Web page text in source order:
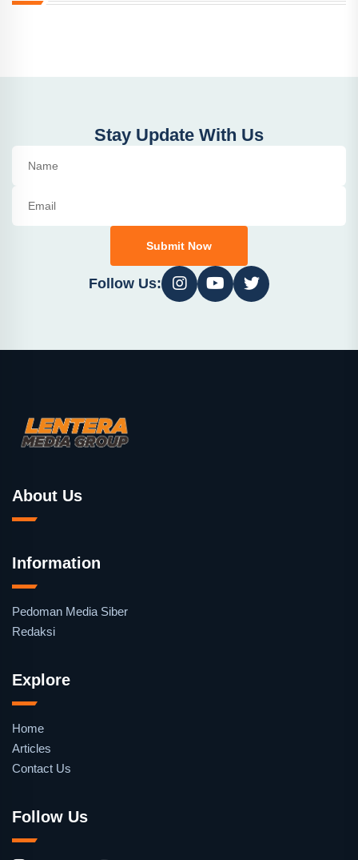
Stay Update With Us
Submit Now
Follow Us:
About Us
Information
Pedoman Media Siber
Redaksi
Explore
Home
Articles
Contact Us
Follow Us